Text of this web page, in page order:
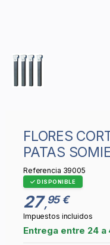
FLORES CORTÉS - JUEGO DE 4
PATAS
Referencia 39005
DISPONIBLE
27 ,95 €
Impuestos incluidos
Entrega entre 24 a